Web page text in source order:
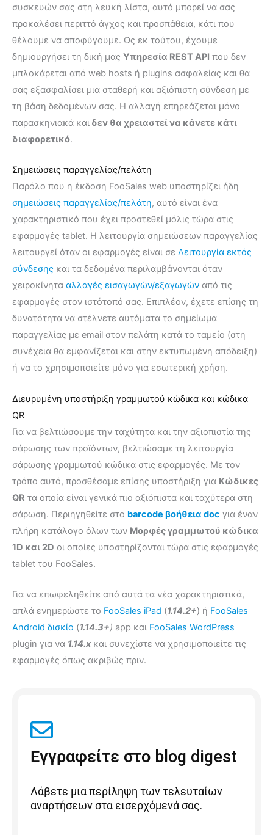
συσκευών σας στη λευκή λίστα, αυτό μπορεί να σας
προκαλέσει περιττό άγχος και προσπάθεια, κάτι που
θέλουμε να αποφύγουμε. Ως εκ τούτου, έχουμε
δημιουργήσει τη δική μας Υπηρεσία REST API που δεν
μπλοκάρεται από web hosts ή plugins ασφαλείας και θα
σας εξασφαλίσει μια σταθερή και αξιόπιστη σύνδεση με
τη βάση δεδομένων σας. Η αλλαγή επηρεάζεται μόνο
παρασκηνιακά και δεν θα χρειαστεί να κάνετε κάτι
διαφορετικό.
Σημειώσεις παραγγελίας/πελάτη
Παρόλο που η έκδοση FooSales web υποστηρίζει ήδη
σημειώσεις παραγγελίας/πελάτη, αυτό είναι ένα
χαρακτηριστικό που έχει προστεθεί μόλις τώρα στις
εφαρμογές tablet. Η λειτουργία σημειώσεων παραγγελίας
λειτουργεί όταν οι εφαρμογές είναι σε Λειτουργία εκτός
σύνδεσης και τα δεδομένα περιλαμβάνονται όταν
χειροκίνητα αλλαγές εισαγωγών/εξαγωγών από τις
εφαρμογές στον ιστότοπό σας. Επιπλέον, έχετε επίσης τη
δυνατότητα να στέλνετε αυτόματα το σημείωμα
παραγγελίας με email στον πελάτη κατά το ταμείο (στη
συνέχεια θα εμφανίζεται και στην εκτυπωμένη απόδειξη)
ή να το χρησιμοποιείτε μόνο για εσωτερική χρήση.
Διευρυμένη υποστήριξη γραμμωτού κώδικα και κώδικα
QR
Για να βελτιώσουμε την ταχύτητα και την αξιοπιστία της
σάρωσης των προϊόντων, βελτιώσαμε τη λειτουργία
σάρωσης γραμμωτού κώδικα στις εφαρμογές. Με τον
τρόπο αυτό, προσθέσαμε επίσης υποστήριξη για Κώδικες
QR τα οποία είναι γενικά πιο αξιόπιστα και ταχύτερα στη
σάρωση. Περιηγηθείτε στο barcode βοήθεια doc για έναν
πλήρη κατάλογο όλων των Μορφές γραμμωτού κώδικα
1D και 2D οι οποίες υποστηρίζονται τώρα στις εφαρμογές
tablet του FooSales.
Για να επωφεληθείτε από αυτά τα νέα χαρακτηριστικά,
απλά ενημερώστε το FooSales iPad (1.14.2+) ή FooSales
Android δισκίο (1.14.3+) app και FooSales WordPress
plugin για να 1.14.xκαι συνεχίστε να χρησιμοποιείτε τις
εφαρμογές όπως ακριβώς πριν.
Εγγραφείτε στο blog digest
Λάβετε μια περίληψη των τελευταίων
αναρτήσεων στα εισερχόμενά σας.